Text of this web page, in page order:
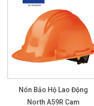
Nón Bảo Hộ Lao Động
North A59R Cam